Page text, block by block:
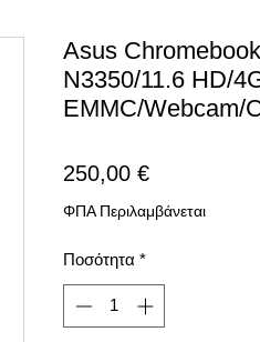
Asus
N3350/11.6 HD/
EMMC/Webcam/
250,00 €Τιμή
ΦΠΑ Περιλαμβάνεται
Ποσότητα *